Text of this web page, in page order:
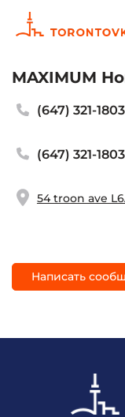
MAXIMUM
(647) 321-1803
(647) 321-1803
54 troon ave
Написать